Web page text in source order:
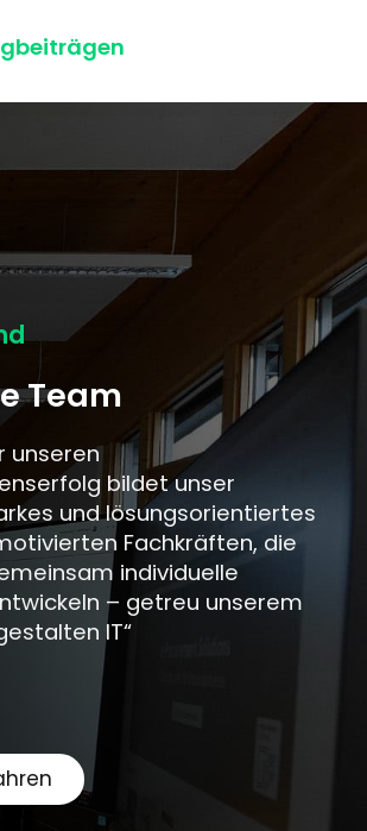
Team
unseren
bildet unser
und lösungsorientiertes
Fachkräften, die
individuelle
– getreu unserem
IT“